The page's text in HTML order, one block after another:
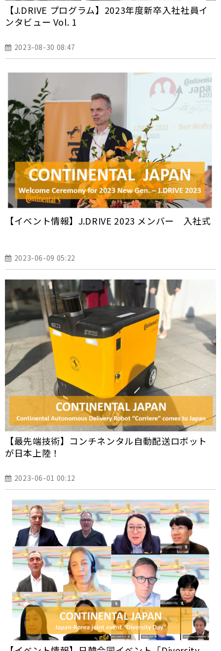
【J.DRIVE プログラム】2023年度新卒入社社員イ
ンタビュー Vol. 1
2023-08-30 08:47
【イベント情報】J.DRIVE 2023 メンバー 入社式
2023-06-09 05:22
【最先端技術】コンチネンタル自動配送ロボット
が日本上陸！
2023-06-01 00:12